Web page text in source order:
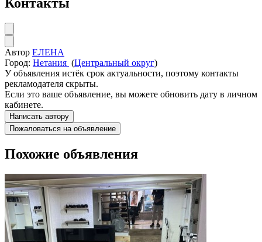
Автор ЕЛЕНА
Город: Нетания (Центральный округ)
У объявления истёк срок актуальности, поэтому контакты
рекламодателя скрыты.
Если это ваше объявление, вы можете обновить дату в личном
кабинете.
Написать автору
Пожаловаться на объявление
Похожие объявления